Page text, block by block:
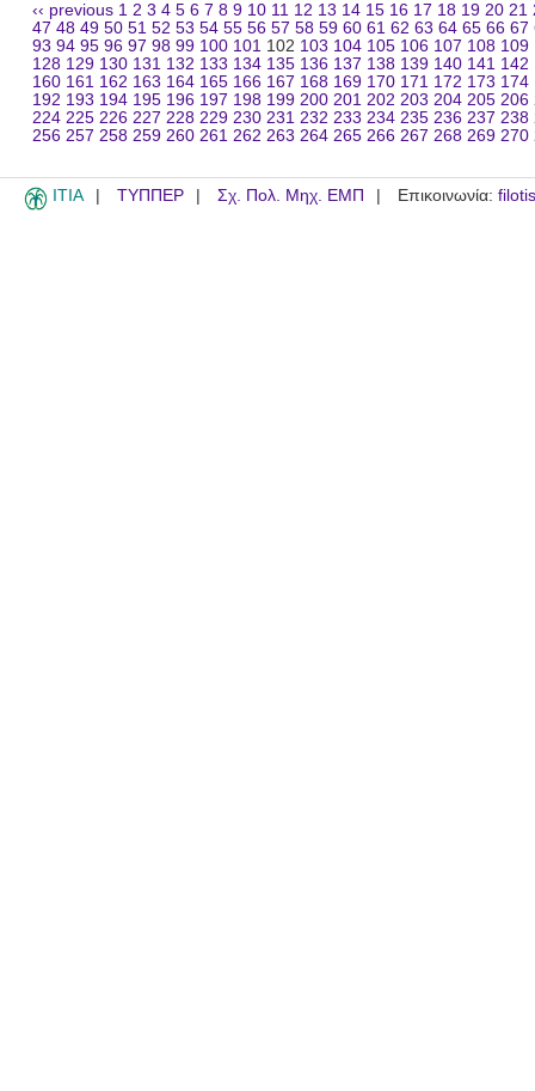
‹‹ previous 1 2 3 4 5 6 7 8 9 10 11 12 13 14 15 16 17 18 19 20 21
47 48 49 50 51 52 53 54 55 56 57 58 59 60 61 62 63 64 65 66 67
93 94 95 96 97 98 99 100 101 102 103 104 105 106 107 108 109
128 129 130 131 132 133 134 135 136 137 138 139 140 141 142
160 161 162 163 164 165 166 167 168 169 170 171 172 173 174
192 193 194 195 196 197 198 199 200 201 202 203 204 205 206
224 225 226 227 228 229 230 231 232 233 234 235 236 237 238
256 257 258 259 260 261 262 263 264 265 266 267 268 269 270
ITIA ΤΥΠΠΕΡ Σχ. Πολ. Μηχ. ΕΜΠ Επικοινωνία: